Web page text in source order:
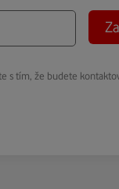
s tím, že budete